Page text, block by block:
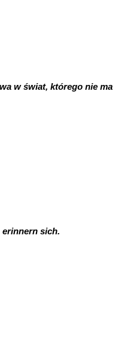
w świat, którego nie ma
erinnern sich.